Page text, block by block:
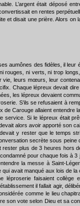
L’argent était déposé
en rentes
et disait une prière. Alors
aumônes des fidèles, il
rouges, ni verts, ni trop
vie, leurs mœurs, leur
Chaque lépreux devait
les lépreux devaient
S’ils se refusaient à
Carouge allaient entendre
service. Si le lépreux était
alors avoir apporté son
y rester que le temps
secrète sous
plus de 3 heures hors
pour chaque fois à
la messe à Saint-
avait manqué aux lois de
léproserie faisaient
il fallait agir,
comme le lieu
son vote selon Dieu et sa